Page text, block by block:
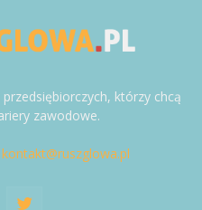
którzy chcą
zawodowe.
kontakt@ruszglowa.pl